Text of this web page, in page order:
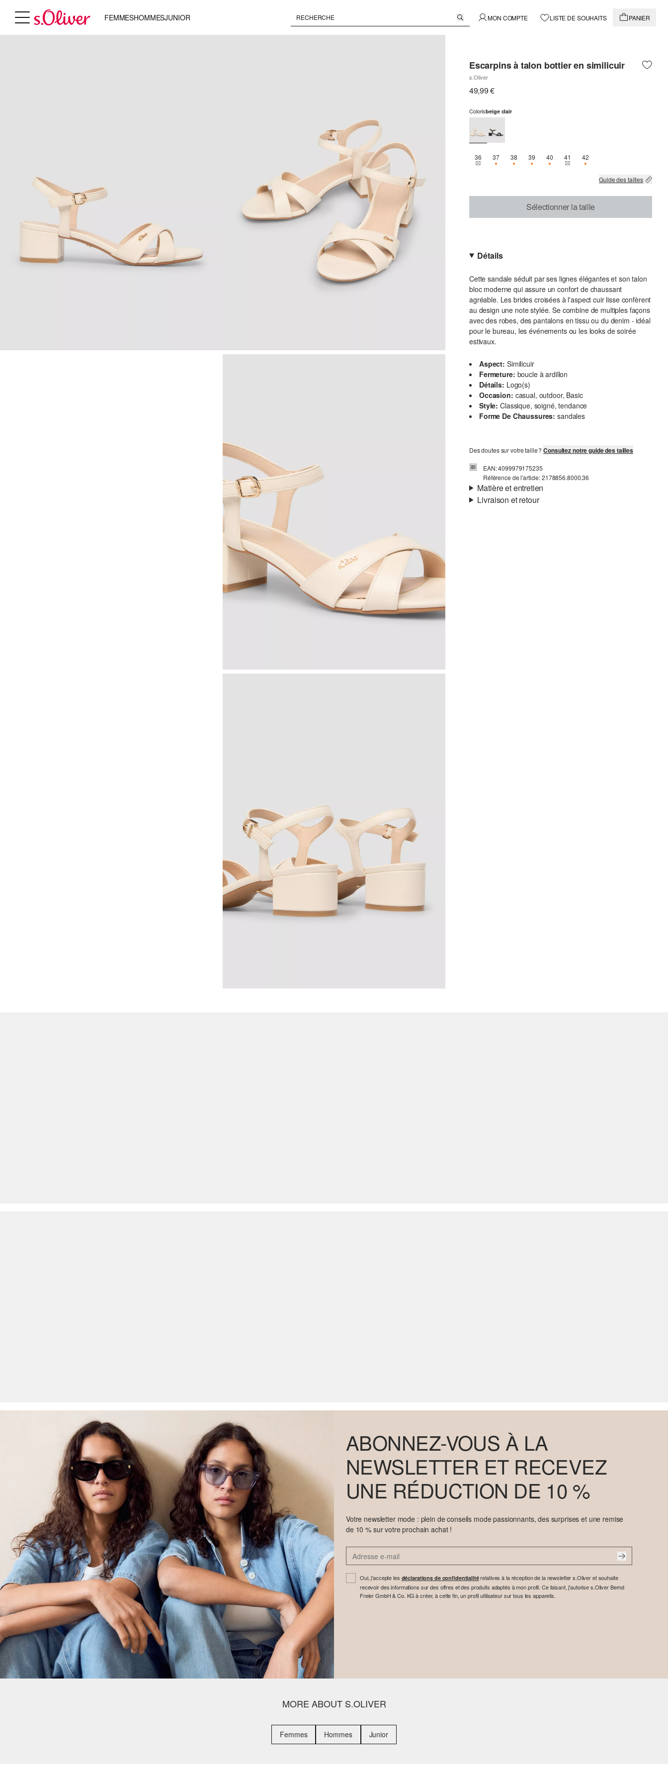
FEMMESHOMMESJUNIOR MON COMPTE LISTE DE SOUHAITS PANIER
Escarpins à talon bottier en similicuir
s.Oliver
49,99 €
Colorisbeige clair
36THIS SIZE IS CURRENTLY OUT OF STOCK
37SEULEMENT 3 EN STOCK
38SEULEMENT 1 EN STOCK
39SEULEMENT 1 EN STOCK
40SEULEMENT 1 EN STOCK
41THIS SIZE IS CURRENTLY OUT OF
42SEULEMENT 1 EN STOCK
Guide des tailles
Sélectionner la taille
Détails
Cette sandale séduit par ses lignes élégantes et son talon
bloc moderne qui assure un confort de chaussant
agréable. Les brides croisées à l'aspect cuir lisse confèrent
au design une note stylée. Se combine de multiples façons
avec des robes, des pantalons en tissu ou du denim - idéal
pour le bureau, les événements ou les looks de soirée
estivaux.
Aspect: Similicuir
Fermeture: boucle à ardillon
Détails: Logo(s)
Occasion: casual, outdoor, Basic
Style: Classique, soigné, tendance
Forme De Chaussures: sandales
Des doutes sur votre taille ?Consultez notre guide des tailles
EAN: 4099979175235
Référence de l'article: 2178856.8000.36
Matière et entretien
Livraison et retour
ABONNEZ-VOUS À LA
NEWSLETTER ET RECEVEZ
UNE RÉDUCTION DE 10 %
Votre newsletter mode : plein de conseils mode passionnants, des surprises et une remise
de 10 % sur votre prochain achat !
Oui, j'accepte les déclarations de confidentialitérelatives à la réception de la newsletter s.Oliver et souhaite
recevoir des informations sur des offres et des produits adaptés à mon profil. Ce faisant, j'autorise s.Oliver Bernd
Freier GmbH & Co. KG à créer, à cette fin, un profil utilisateur sur tous les appareils.
MORE ABOUT S.OLIVER
Femmes Hommes Junior